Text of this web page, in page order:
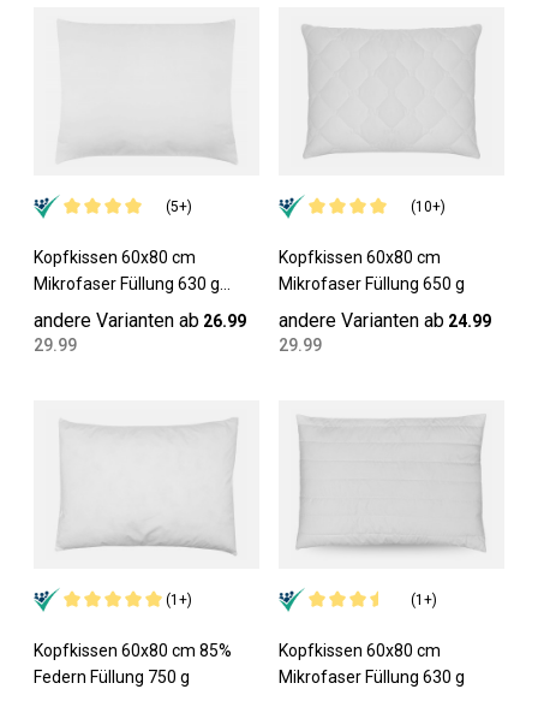
(5+)
Kopfkissen 60x80 cm
Mikrofaser Füllung 630 g
flammhemmend
andere Varianten ab 26.99
29.99
(10+)
Kopfkissen 60x80 cm
Mikrofaser Füllung 650 g
andere Varianten ab 24.99
29.99
(1+)
Kopfkissen 60x80 cm 85%
Federn Füllung 750 g
(1+)
Kopfkissen 60x80 cm
Mikrofaser Füllung 630 g